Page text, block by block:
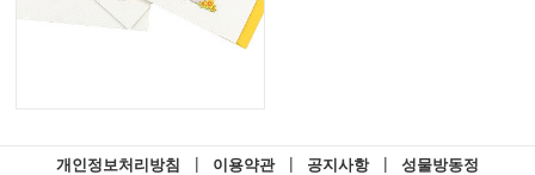
개인정보처리방침 이용약관 공지사항 성물방동정